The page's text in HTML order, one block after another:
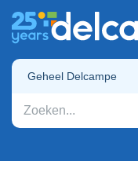
Geheel Delcampe